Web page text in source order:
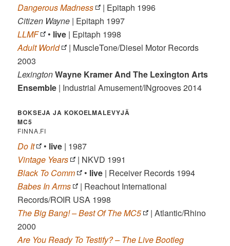
Dangerous Madness
| Epitaph 1996
Citizen Wayne | Epitaph 1997
LLMF
• live | Epitaph 1998
Adult World
| MuscleTone/Diesel Motor Records
2003
LexingtonWayne Kramer And The Lexington Arts
Ensemble | Industrial Amusement/INgrooves 2014
BOKSEJA JA KOKOELMALEVYJÄ
MC5
FINNA.FI
Do It • live | 1987
Vintage Years
| NKVD 1991
Black To Comm
• live | Receiver Records 1994
Babes In Arms
| Reachout International
Records/ROIR USA 1998
The Big Bang! – Best Of The MC5
| Atlantic/Rhino
2000
Are You Ready To Testify? – The Live Bootleg